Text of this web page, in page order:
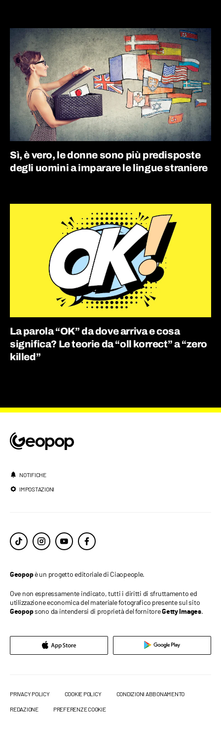
Sì, è vero, le donne sono più predisposte
degli uomini a imparare le lingue straniere
La parola “OK” da dove arriva e cosa
significa? Le teorie da “oll korrect” a “zero
killed”
NOTIFICHE
IMPOSTAZIONI
Geopopè un progetto editoriale di Ciaopeople.
Ove non espressamente indicato, tutti i diritti di sfruttamento ed
utilizzazione economica del materiale fotografico presente sul sito
Geopopsono da intendersi di proprietà del fornitoreGetty Images.
PRIVACY POLICY COOKIE POLICY CONDIZIONI ABBONAMENTO
REDAZIONE PREFERENZE COOKIE